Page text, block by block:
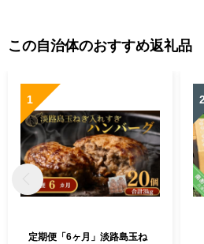
この自治体のおすすめ返礼品
1
定期便「6ヶ月」淡路島玉ね
2